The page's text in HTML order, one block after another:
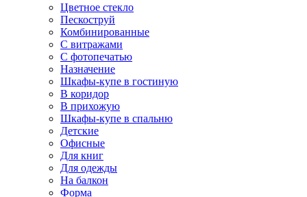
Цветное стекло
Пескоструй
Комбинированные
С витражами
С фотопечатью
Назначение
Шкафы-купе в гостиную
В коридор
В прихожую
Шкафы-купе в спальню
Детские
Офисные
Для книг
Для одежды
На балкон
Форма